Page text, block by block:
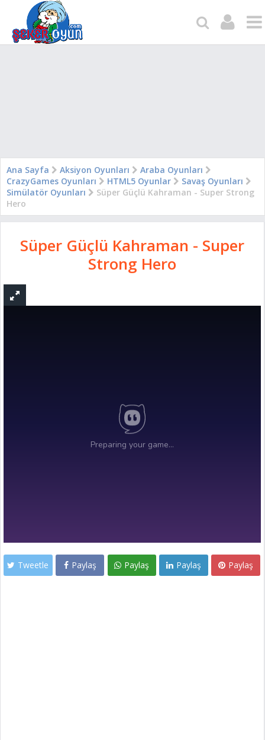
Ana Sayfa Aksiyon Oyunları
Araba Oyunları
CrazyGames Oyunları
HTML5 Oyunlar
Savaş Oyunları
Simülatör Oyunları
Süper Güçlü Kahraman - Super Strong
Hero
Süper Güçlü Kahraman - Super
Strong Hero
Tweetle Paylaş Paylaş Paylaş Paylaş